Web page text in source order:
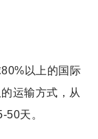
以上的国际
运输方式，从
天。